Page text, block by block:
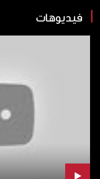
فيديوهات